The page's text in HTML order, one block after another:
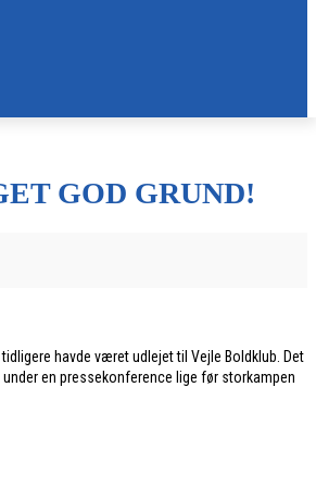
GOD GRUND!
havde været udlejet til Vejle Boldklub. Det
en pressekonference lige før storkampen